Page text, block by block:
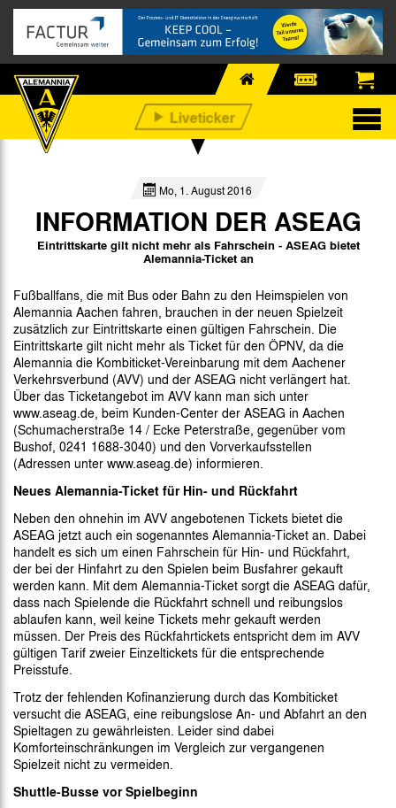
Mo, 1. August 2016
INFORMATION DER ASEAG
Eintrittskarte gilt nicht mehr als Fahrschein - ASEAG bietet
Alemannia-Ticket an
Fußballfans, die mit Bus oder Bahn zu den Heimspielen von
Alemannia Aachen fahren, brauchen in der neuen Spielzeit
zusätzlich zur Eintrittskarte einen gültigen Fahrschein. Die
Eintrittskarte gilt nicht mehr als Ticket für den ÖPNV, da die
Alemannia die Kombiticket-Vereinbarung mit dem Aachener
Verkehrsverbund (AVV) und der ASEAG nicht verlängert hat.
Über das Ticketangebot im AVV kann man sich unter
www.aseag.de, beim Kunden-Center der ASEAG in Aachen
(Schumacherstraße 14 / Ecke Peterstraße, gegenüber vom
Bushof, 0241 1688-3040) und den Vorverkaufsstellen
(Adressen unter www.aseag.de) informieren.
Neues Alemannia-Ticket für Hin- und Rückfahrt
Neben den ohnehin im AVV angebotenen Tickets bietet die
ASEAG jetzt auch ein sogenanntes Alemannia-Ticket an. Dabei
handelt es sich um einen Fahrschein für Hin- und Rückfahrt,
der bei der Hinfahrt zu den Spielen beim Busfahrer gekauft
werden kann. Mit dem Alemannia-Ticket sorgt die ASEAG dafür,
dass nach Spielende die Rückfahrt schnell und reibungslos
ablaufen kann, weil keine Tickets mehr gekauft werden
müssen. Der Preis des Rückfahrtickets entspricht dem im AVV
gültigen Tarif zweier Einzeltickets für die entsprechende
Preisstufe.
Trotz der fehlenden Kofinanzierung durch das Kombiticket
versucht die ASEAG, eine reibungslose An- und Abfahrt an den
Spieltagen zu gewährleisten. Leider sind dabei
Komforteinschränkungen im Vergleich zur vergangenen
Spielzeit nicht zu vermeiden.
Shuttle-Busse vor Spielbeginn